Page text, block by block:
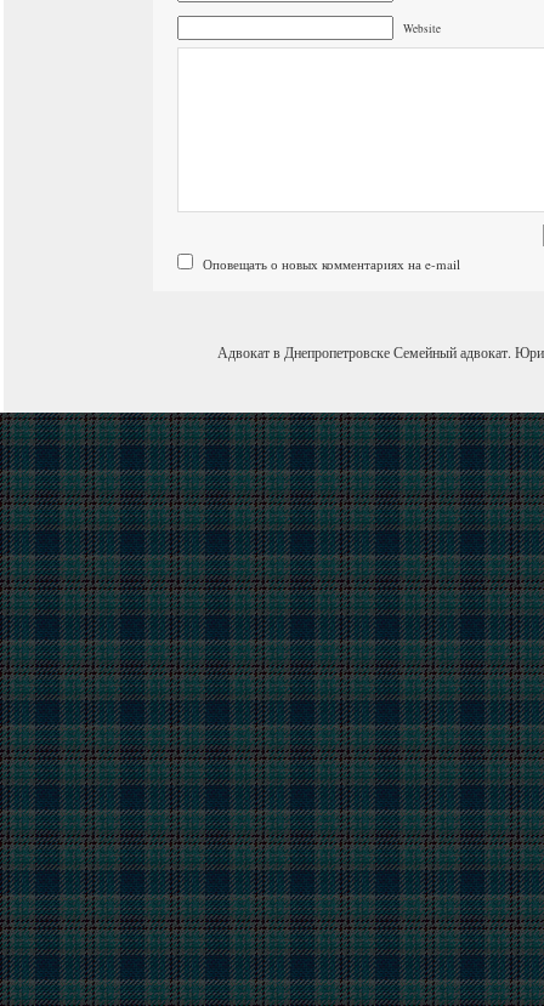
Website
Оповещать о новых комментариях на e-mail
Адвокат в ДнепропетровскеСемейный адвокат.